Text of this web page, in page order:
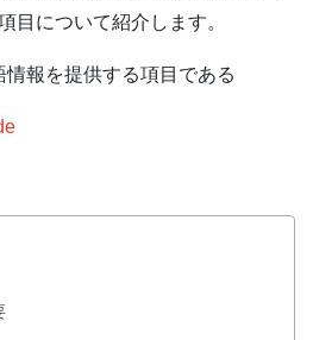
目について紹介します。
報を提供する項目である